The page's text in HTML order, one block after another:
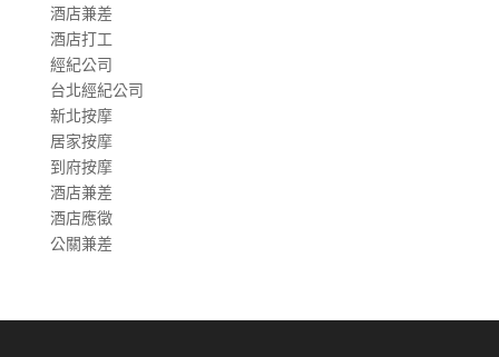
酒店兼差
酒店打工
經紀公司
台北經紀公司
新北按摩
居家按摩
到府按摩
酒店兼差
酒店應徵
公關兼差